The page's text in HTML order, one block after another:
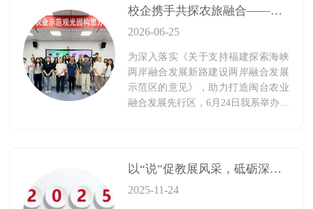
校企携手共探农旅融合——闽台高新农业示范观光园方案汇报会顺利举办
2026-06-25
为深入落实《关于支持福建探索海峡
两岸融合发展新路建设两岸融合发展
示范区的意见》，助力打造闽台农业
融合发展先行区，6月24日我系举办闽
集“农业 + 文化”特色文旅设计方案。
以“说”促教展风采，砥砺深耕启新篇
2025-11-24